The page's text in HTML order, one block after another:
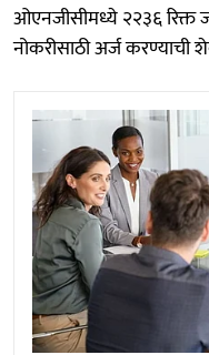
ओएनजीसीमध्ये २२३६ रिक्त
नोकरीसाठी अर्ज करण्याची